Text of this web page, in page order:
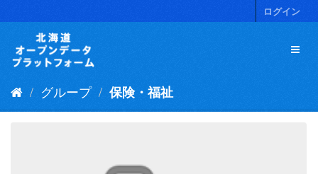
キ
ログイン
グループ 保険・福祉